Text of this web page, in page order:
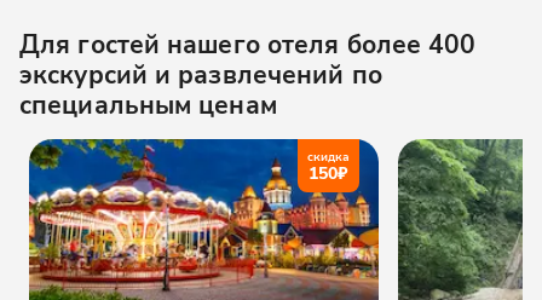
Для гостей нашего отеля более 400
экскурсий и развлечений по
специальным ценам
скидка
150₽